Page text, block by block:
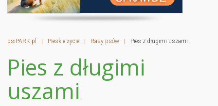
psiPARK.pl | Pieskie życie | Rasy psów | Pies z długimi uszami
Pies z długimi
uszami